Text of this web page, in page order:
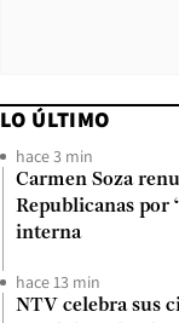
LO ÚLTIMO
hace 3 min
Carmen Soza
Republicanas por
interna
hace 13 min
NTV celebra sus